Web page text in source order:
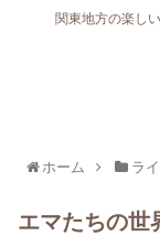
関東地方の楽し
ホーム ラ
エマたちの世